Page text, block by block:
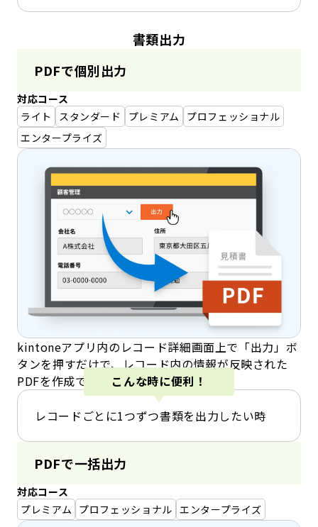
書類出力
PDFで個別出力
対応コース
ライト
スタンダード プレミアム
プロフェッショナル
エンタープライズ
kintoneアプリ内のレコード詳細画面上で「出力」ボ
タンを押すだけで、レコード内の情報が反映された
PDFを作成できます。こんな時に便利！
レコードごとに1つずつ書類を出力したい時
PDFで一括出力
対応コース
プレミアム プロフェッショナル エンタープライズ